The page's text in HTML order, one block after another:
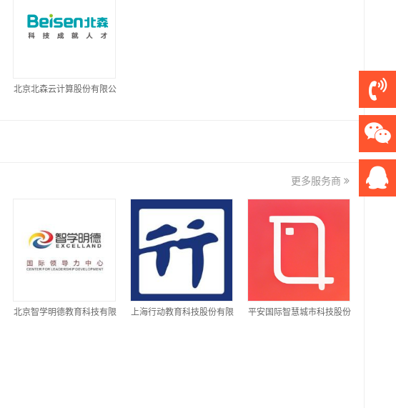
北京北森云计算股份有限公
更多服务商
北京智学明德教育科技有限 上海行动教育科技股份有限 平安国际智慧城市科技股份